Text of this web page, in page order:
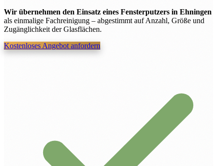
Wir übernehmen den Einsatz eines Fensterputzers in Ehningen
als einmalige Fachreinigung – abgestimmt auf Anzahl, Größe und
Zugänglichkeit der Glasflächen.
Kostenloses Angebot anfordern